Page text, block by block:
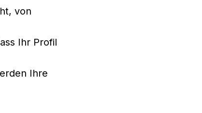
von
Ihr Profil
Ihre